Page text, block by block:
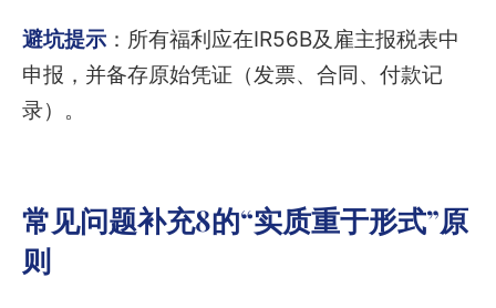
避坑提示 ：所有福利应在IR56B及雇主报税表中
申报，并备存原始凭证（发票、合同、付款记
录）。
常见问题补充8的“实质重于形式”原
则